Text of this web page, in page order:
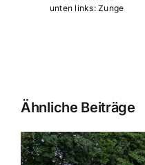
unten links: Zunge
Ähnliche Beiträge